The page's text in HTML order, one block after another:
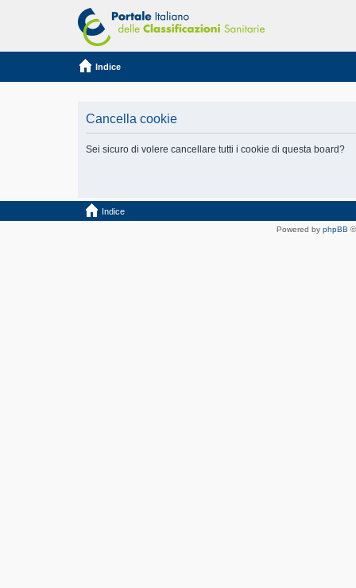
Indice
Cancella cookie
Sei sicuro di volere cancellare tutti i cookie di questa board?
Indice
Powered by phpBB